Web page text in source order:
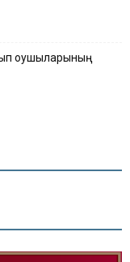
оқушыларының